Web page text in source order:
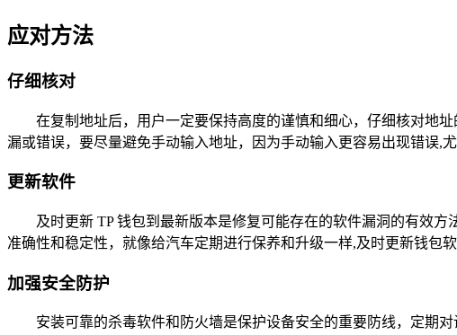
应对方法
仔细核对
在复制地址后，用户一定要保持高度的谨慎和细心，仔细核对地
漏或错误，要尽量避免手动输入地址，因为手动输入更容易出现错误,
更新软件
及时更新 TP 钱包到最新版本是修复可能存在的软件漏洞的有效
准确性和稳定性，就像给汽车定期进行保养和升级一样,及时更新钱包
加强安全防护
安装可靠的杀毒软件和防火墙是保护设备安全的重要防线，定期